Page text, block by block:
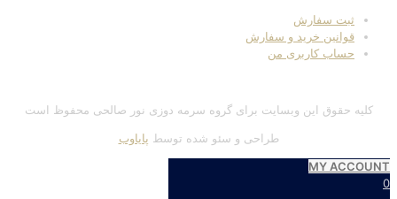
ثبت سفارش
قوانین خرید و سفارش
حساب کاربری من
کلیه حقوق این وبسایت برای گروه سرمه دوزی نور صالحی محفوظ است
طراحی و سئو شده توسط پایاوب
MY ACCOUNT
0